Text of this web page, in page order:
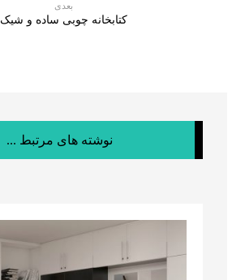
بعدی
کتابخانه چوبی ساده و شیک
نوشته های مرتبط ...